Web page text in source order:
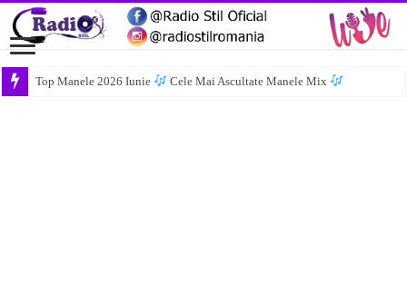
Top Manele 2026 Iunie Cele Mai Ascultate Manele Mix